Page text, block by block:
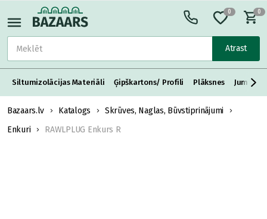
Atrast
0 0
Siltumizolācijas Materiāli Ģipškartons/ Profili Plāksnes Jumta
Bazaars.lv Katalogs
Skrūves, Naglas, Būvstiprinājumi
Enkuri
RAWLPLUG Enkurs R